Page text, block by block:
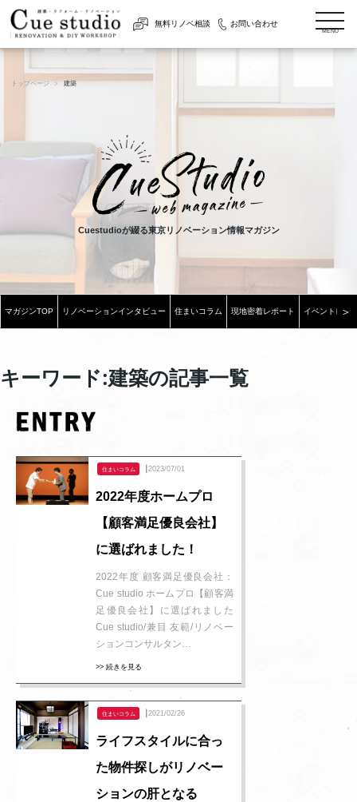
無料リノベ相談 お問い合わせ
MENU
トップページ 建築
Cuestudioが綴る東京リノベーション情報マガジン
マガジンTOP リノベーションインタビュー 住まいコラム 現地密着レポート イベントレポ
＞
キーワード:建築の記事一覧
住まいコラム ┃2023/07/01
2022年度ホームプロ
【顧客満足優良会社】
に選ばれました！
2022年度 顧客満足優良会社：
Cue studio ホームプロ【顧客満
足優良会社】に選ばれました
Cue studio/兼目 友範/リノベー
ションコンサルタン…
>> 続きを見る
住まいコラム ┃2021/02/26
ライフスタイルに合っ
た物件探しがリノベー
ションの肝となる